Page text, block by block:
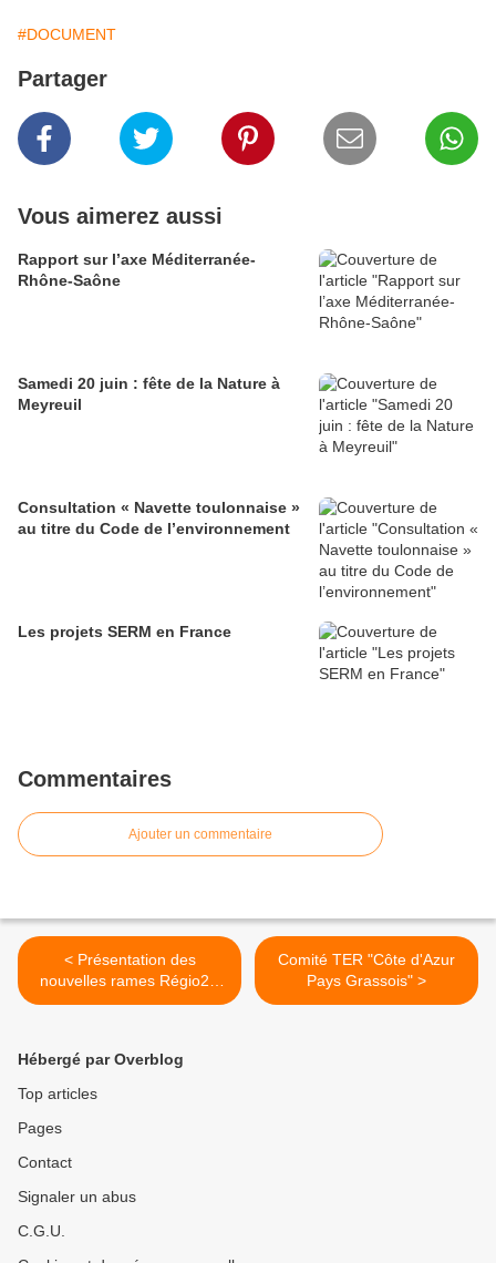
#DOCUMENT
Partager
Vous aimerez aussi
Rapport sur l’axe Méditerranée-
Rhône-Saône
Samedi 20 juin : fête de la Nature à
Meyreuil
Consultation « Navette toulonnaise »
au titre du Code de l’environnement
Les projets SERM en France
Commentaires
Ajouter un commentaire
< Présentation des
nouvelles rames Régio2N
en PACA
Comité TER "Côte d'Azur
Pays Grassois" >
Hébergé par Overblog
Top articles
Pages
Contact
Signaler un abus
C.G.U.